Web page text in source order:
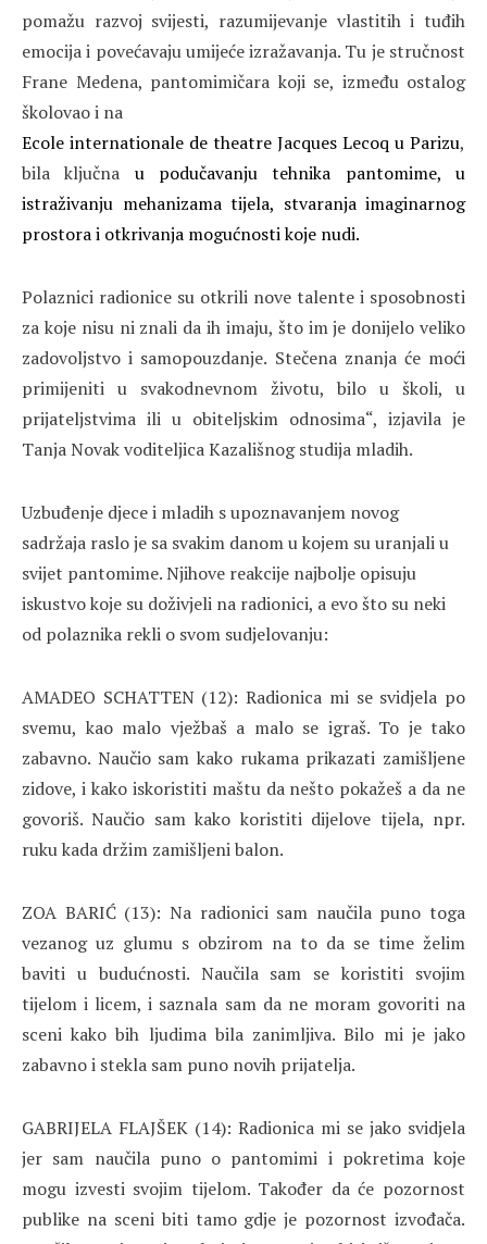
pomažu razvoj svijesti, razumijevanje vlastitih i tuđih
emocija i povećavaju umijeće izražavanja. Tu je stručnost
Frane Medena, pantomimičara koji se, između ostalog
školovao i na
Ecole internationale de theatre Jacques Lecoq u Parizu,
bila ključna
u podučavanju tehnika pantomime, u
istraživanju mehanizama tijela, stvaranja imaginarnog
prostora i otkrivanja mogućnosti koje nudi.
Polaznici radionice su otkrili nove talente i sposobnosti
za koje nisu ni znali da ih imaju, što im je donijelo veliko
zadovoljstvo i samopouzdanje. Stečena znanja će moći
primijeniti u svakodnevnom životu, bilo u školi, u
prijateljstvima ili u obiteljskim odnosima“, izjavila je
Tanja Novak voditeljica Kazališnog studija mladih.
Uzbuđenje djece i mladih s upoznavanjem novog
sadržaja raslo je sa svakim danom u kojem su uranjali u
svijet pantomime. Njihove reakcije najbolje opisuju
iskustvo koje su doživjeli na radionici, a evo što su neki
od polaznika rekli o svom sudjelovanju:
AMADEO SCHATTEN (12): Radionica mi se svidjela po
svemu, kao malo vježbaš a malo se igraš. To je tako
zabavno. Naučio sam kako rukama prikazati zamišljene
zidove, i kako iskoristiti maštu da nešto pokažeš a da ne
govoriš. Naučio sam kako koristiti dijelove tijela, npr.
ruku kada držim zamišljeni balon.
ZOA BARIĆ (13): Na radionici sam naučila puno toga
vezanog uz glumu s obzirom na to da se time želim
baviti u budućnosti. Naučila sam se koristiti svojim
tijelom i licem, i saznala sam da ne moram govoriti na
sceni kako bih ljudima bila zanimljiva. Bilo mi je jako
zabavno i stekla sam puno novih prijatelja.
GABRIJELA FLAJŠEK (14): Radionica mi se jako svidjela
jer sam naučila puno o pantomimi i pokretima koje
mogu izvesti svojim tijelom. Također da će pozornost
publike na sceni biti tamo gdje je pozornost izvođača.